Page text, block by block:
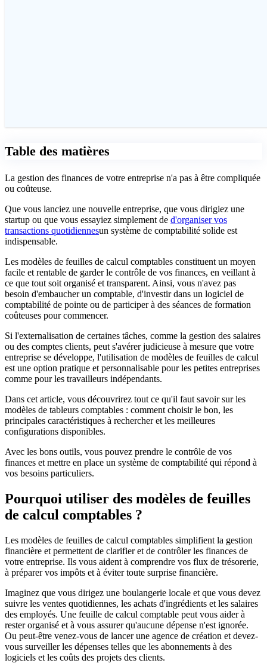
Table des matières
La gestion des finances de votre entreprise n'a pas à être compliquée
ou coûteuse.
Que vous lanciez une nouvelle entreprise, que vous dirigiez une
startup ou que vous essayiez simplement de d'organiser vos
transactions quotidiennesun système de comptabilité solide est
indispensable.
Les modèles de feuilles de calcul comptables constituent un moyen
facile et rentable de garder le contrôle de vos finances, en veillant à
ce que tout soit organisé et transparent. Ainsi, vous n'avez pas
besoin d'embaucher un comptable, d'investir dans un logiciel de
comptabilité de pointe ou de participer à des séances de formation
coûteuses pour commencer.
Si l'externalisation de certaines tâches, comme la gestion des salaires
ou des comptes clients, peut s'avérer judicieuse à mesure que votre
entreprise se développe, l'utilisation de modèles de feuilles de calcul
est une option pratique et personnalisable pour les petites entreprises
comme pour les travailleurs indépendants.
Dans cet article, vous découvrirez tout ce qu'il faut savoir sur les
modèles de tableurs comptables : comment choisir le bon, les
principales caractéristiques à rechercher et les meilleures
configurations disponibles.
Avec les bons outils, vous pouvez prendre le contrôle de vos
finances et mettre en place un système de comptabilité qui répond à
vos besoins particuliers.
Pourquoi utiliser des modèles de feuilles
de calcul comptables ?
Les modèles de feuilles de calcul comptables simplifient la gestion
financière et permettent de clarifier et de contrôler les finances de
votre entreprise. Ils vous aident à comprendre vos flux de trésorerie,
à préparer vos impôts et à éviter toute surprise financière.
Imaginez que vous dirigez une boulangerie locale et que vous devez
suivre les ventes quotidiennes, les achats d'ingrédients et les salaires
des employés. Une feuille de calcul comptable peut vous aider à
rester organisé et à vous assurer qu'aucune dépense n'est ignorée.
Ou peut-être venez-vous de lancer une agence de création et devez-
vous surveiller les dépenses telles que les abonnements à des
logiciels et les coûts des projets des clients.